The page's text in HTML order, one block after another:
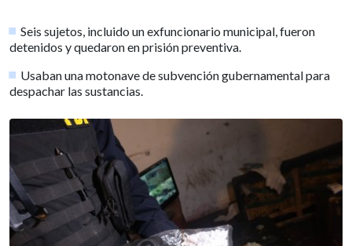
Seis sujetos, incluido un exfuncionario municipal, fueron
detenidos y quedaron en prisión preventiva.
Usaban una motonave de subvención gubernamental para
despachar las sustancias.